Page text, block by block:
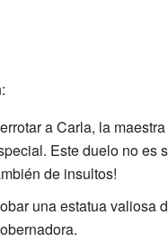
a Carla, la
Este duelo no es
de insultos!
una estatua valiosa